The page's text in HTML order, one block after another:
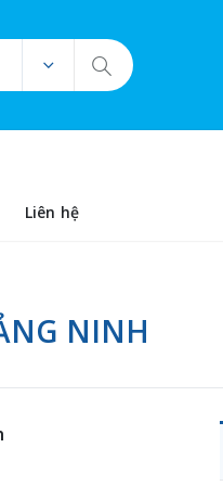
Liên hệ
NINH